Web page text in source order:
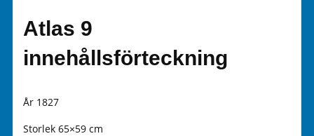
Atlas 9
innehållsförteckning
År 1827
Storlek 65×59 cm